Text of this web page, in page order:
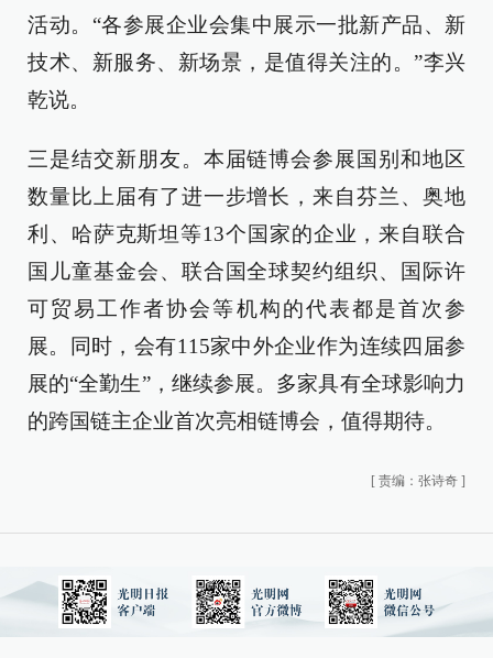
活动。“各参展企业会集中展示一批新产品、新
技术、新服务、新场景，是值得关注的。”李兴
乾说。
三是结交新朋友。本届链博会参展国别和地区
数量比上届有了进一步增长，来自芬兰、奥地
利、哈萨克斯坦等13个国家的企业，来自联合
国儿童基金会、联合国全球契约组织、国际许
可贸易工作者协会等机构的代表都是首次参
展。同时，会有115家中外企业作为连续四届参
展的“全勤生”，继续参展。多家具有全球影响力
的跨国链主企业首次亮相链博会，值得期待。
[ 责编：张诗奇 ]